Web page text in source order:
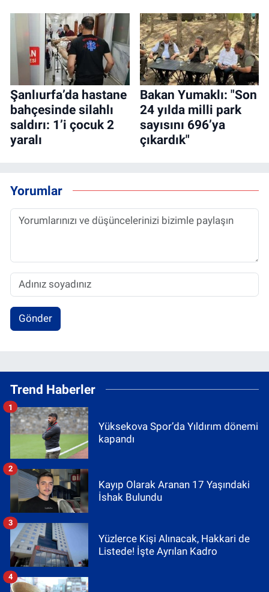
Şanlıurfa’da hastane
bahçesinde silahlı
saldırı: 1’i çocuk 2
yaralı
Bakan Yumaklı: "Son
24 yılda milli park
sayısını 696’ya
çıkardık"
Yorumlar
Gönder
Trend Haberler
Yüksekova Spor’da Yıldırım dönemi
kapandı
1
Kayıp Olarak Aranan 17 Yaşındaki
İshak Bulundu
2
Yüzlerce Kişi Alınacak, Hakkari de
Listede! İşte Ayrılan Kadro
3
4